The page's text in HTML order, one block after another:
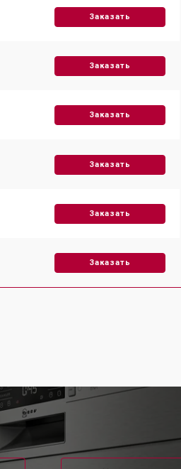
Заказать
Заказать
Заказать
Заказать
Заказать
Заказать
Заказать